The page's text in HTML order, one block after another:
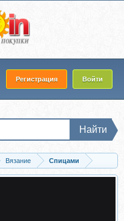
Регистрация Войти
Найти
Вязание
Спицами